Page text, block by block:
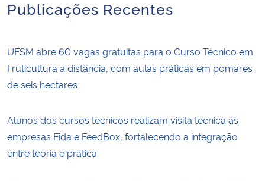
Publicações Recentes
UFSM abre 60 vagas gratuitas para o Curso Técnico em
Fruticultura a distância, com aulas práticas em pomares
de seis hectares
Alunos dos cursos técnicos realizam visita técnica às
empresas Fida e FeedBox, fortalecendo a integração
entre teoria e prática